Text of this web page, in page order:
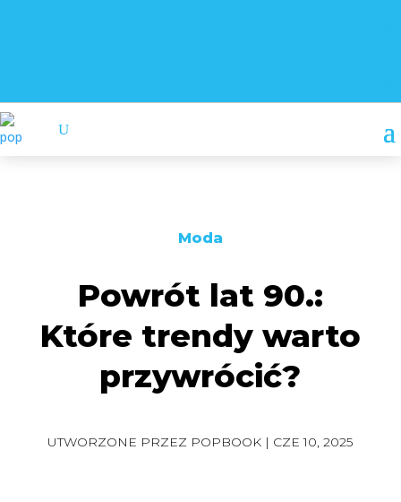
Moda
Powrót lat 90.:
Które trendy warto
przywrócić?
UTWORZONE PRZEZ POPBOOK | CZE 10, 2025